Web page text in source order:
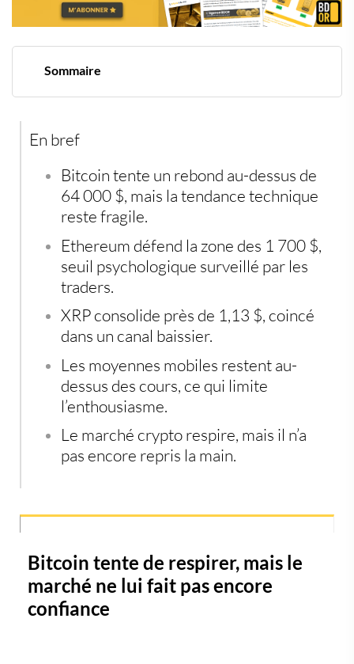
Sommaire
totalement
Les cryptos restent nerveuses, l’épargne cherche
encore des refuges
En bref
Bitcoin tente un rebond au-dessus de
64 000 $, mais la tendance technique
reste fragile.
Ethereum défend la zone des 1 700 $,
seuil psychologique surveillé par les
traders.
XRP consolide près de 1,13 $, coincé
dans un canal baissier.
Les moyennes mobiles restent au-
dessus des cours, ce qui limite
l’enthousiasme.
Le marché crypto respire, mais il n’a
pas encore repris la main.
Bitcoin tente de respirer, mais le
marché ne lui fait pas encore
confiance